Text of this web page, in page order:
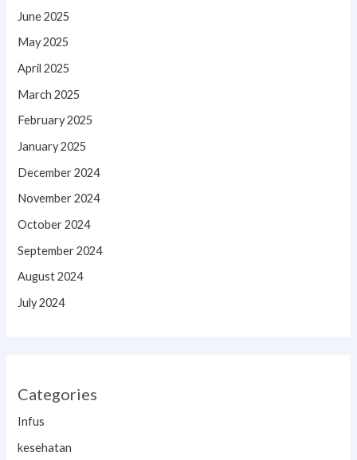
June 2025
May 2025
April 2025
March 2025
February 2025
January 2025
December 2024
November 2024
October 2024
September 2024
August 2024
July 2024
Categories
Infus
kesehatan